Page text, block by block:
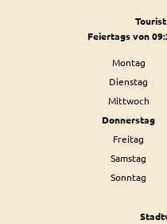
Feiertags von
Montag
Dienstag
Mittwoch
Donnerstag
Freitag
Samstag
Sonntag